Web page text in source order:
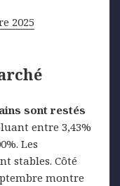
2025
sont restés
entre 3,43%
Les
stables. Côté
montre